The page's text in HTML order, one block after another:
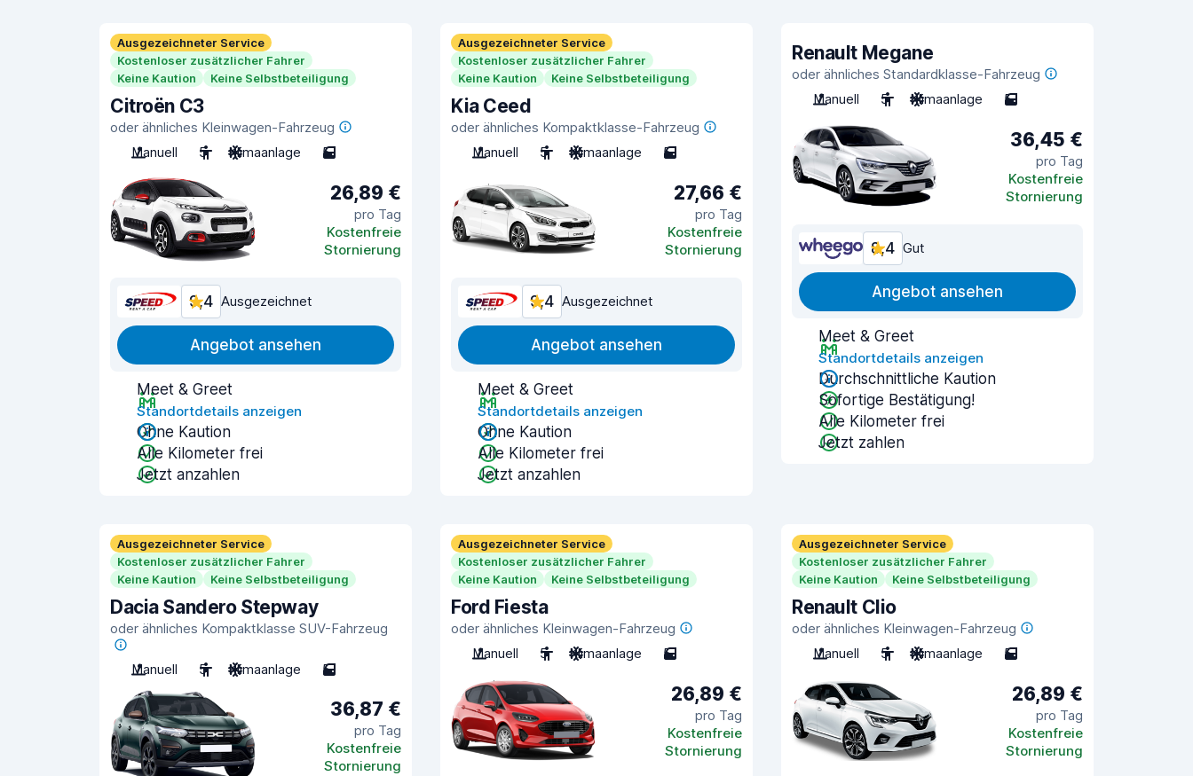
Ausgezeichneter Service
Kostenloser zusätzlicher Fahrer
Keine Kaution
Keine Selbstbeteiligung
Citroën C3
oder ähnliches Kleinwagen-Fahrzeug
Manuell
5 Klimaanlage 5
26,89 €
pro Tag
Kostenfreie
Stornierung
9,4 Ausgezeichnet
Angebot ansehen
Meet & Greet
Standortdetails anzeigen
Ohne Kaution
Alle Kilometer frei
Jetzt anzahlen
Ausgezeichneter Service
Kostenloser zusätzlicher Fahrer
Keine Kaution
Keine Selbstbeteiligung
Kia Ceed
oder ähnliches Kompaktklasse-Fahrzeug
Manuell
5 Klimaanlage 5
27,66 €
pro Tag
Kostenfreie
Stornierung
9,4 Ausgezeichnet
Angebot ansehen
Meet & Greet
Standortdetails anzeigen
Ohne Kaution
Alle Kilometer frei
Jetzt anzahlen
Renault Megane
oder ähnliches Standardklasse-Fahrzeug
Manuell
5 Klimaanlage 5
36,45 €
pro Tag
Kostenfreie
Stornierung
8,4 Gut
Angebot ansehen
Meet & Greet
Standortdetails anzeigen
Durchschnittliche Kaution
Sofortige Bestätigung!
Alle Kilometer frei
Jetzt zahlen
Ausgezeichneter Service
Kostenloser zusätzlicher Fahrer
Keine Kaution
Keine Selbstbeteiligung
Dacia Sandero Stepway
oder ähnliches Kompaktklasse SUV-Fahrzeug
Manuell 5 Klimaanlage 5
36,87 €
pro Tag
Kostenfreie
Stornierung
Ausgezeichneter Service
Kostenloser zusätzlicher Fahrer
Keine Kaution
Keine Selbstbeteiligung
Ford Fiesta
oder ähnliches Kleinwagen-Fahrzeug
Manuell
5 Klimaanlage 5
26,89 €
pro Tag
Kostenfreie
Stornierung
Ausgezeichneter Service
Kostenloser zusätzlicher Fahrer
Keine Kaution
Keine Selbstbeteiligung
Renault Clio
oder ähnliches Kleinwagen-Fahrzeug
Manuell
5 Klimaanlage 5
26,89 €
pro Tag
Kostenfreie
Stornierung